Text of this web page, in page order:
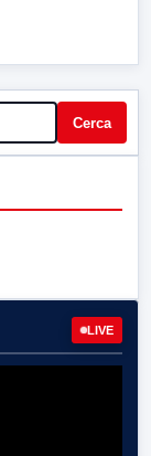
Cerca
LIVE